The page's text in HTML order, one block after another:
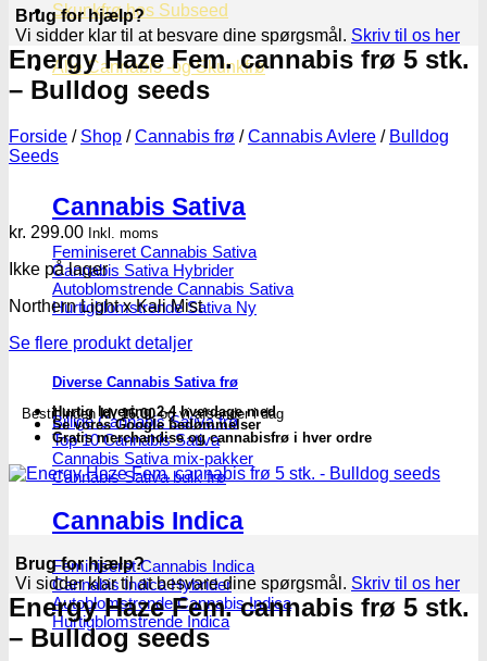
Skunkfrø hos Subseed
Alle Cannabis -og Skunkfrø
Cannabis Sativa
Feminiseret Cannabis Sativa
Cannabis Sativa Hybrider
Autoblomstrende Cannabis Sativa
Hurtigblomstrende Sativa
Diverse Cannabis Sativa frø
Billige Cannabis Sativa frø
Top 10 Cannabis Sativa
Cannabis Sativa mix-pakker
Cannabis Sativa bulk frø
Cannabis Indica
Feminiseret Cannabis Indica
Cannabis Indica Hybrider
Autoblomstrende Cannabis Indica
Hurtigblomstrende Indica
Brug for hjælp?
Vi sidder klar til at besvare dine spørgsmål. Skriv til os her
Energy Haze Fem. cannabis frø 5 stk.
– Bulldog seeds
Forside / Shop / Cannabis frø / Cannabis Avlere / Bulldog
Seeds
kr. 299.00 Inkl. moms
Ikke på lager
Northern Light x Kali Mist
Se flere produkt detaljer
Bestil indenkl. 16.00og vi afsender i dag
Hurtig levering 2-4 hverdage med
Se vores Google bedømmelser
Gratis merchandise og cannabisfrø i hver ordre
Brug for hjælp?
Vi sidder klar til at besvare dine spørgsmål. Skriv til os her
Energy Haze Fem. cannabis frø 5 stk.
– Bulldog seeds